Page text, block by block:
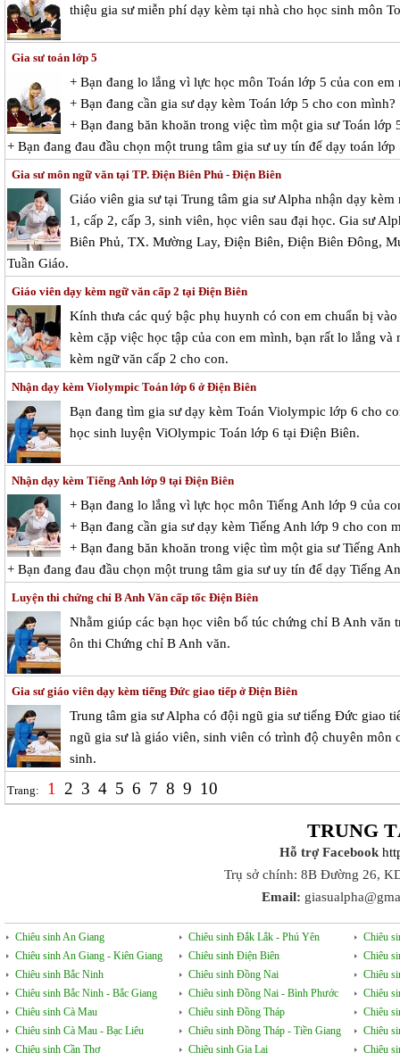
thiệu gia sư miễn phí dạy kèm tại nhà cho học sinh môn
Gia sư toán lớp 5
+ Bạn đang lo lắng vì lực học môn Toán lớp 5 của con em
+ Bạn đang cần gia sư dạy kèm Toán lớp 5 cho con mình?
+ Bạn đang băn khoăn trong việc tìm một gia sư Toán lớp
+ Bạn đang đau đầu chọn một trung tâm gia sư uy tín để dạy toán lớp
Gia sư môn ngữ văn tại TP. Điện Biên Phủ - Điện Biên
Giáo viên gia sư tại Trung tâm gia sư Alpha nhận dạy
1, cấp 2, cấp 3, sinh viên, học viên sau đại học. Gia sư
Biên Phủ, TX. Mường Lay, Điện Biên, Điện Biên Đông,
Tuần Giáo.
Giáo viên dạy kèm ngữ văn cấp 2 tại Điện Biên
Kính thưa các quý bậc phụ huynh có con em chuẩn bị
kèm cặp việc học tập của con em mình, bạn rất lo lắng
kèm ngữ văn cấp 2 cho con.
Nhận dạy kèm Violympic Toán lớp 6 ở Điện Biên
Bạn đang tìm gia sư dạy kèm Toán Violympic lớp 6 cho
học sinh luyện ViOlympic Toán lớp 6 tại Điện Biên.
Nhận dạy kèm Tiếng Anh lớp 9 tại Điện Biên
+ Bạn đang lo lắng vì lực học môn Tiếng Anh lớp 9 của
+ Bạn đang cần gia sư dạy kèm Tiếng Anh lớp 9 cho con
+ Bạn đang băn khoăn trong việc tìm một gia sư Tiếng
+ Bạn đang đau đầu chọn một trung tâm gia sư uy tín để dạy Tiếng
Luyện thi chứng chỉ B Anh Văn cấp tốc Điện Biên
Nhằm giúp các bạn học viên bổ túc chứng chỉ B Anh văn
ôn thi Chứng chỉ B Anh văn.
Gia sư giáo viên dạy kèm tiếng Đức giao tiếp ở Điện Biên
Trung tâm gia sư Alpha có đội ngũ gia sư tiếng Đức giao
ngũ gia sư là giáo viên, sinh viên có trình độ chuyên môn
sinh.
Trang: 1 2 3 4 5 6 7 8 9 10
TRUNG
Hỗ trợ Facebook
Trụ sở chính: 8B Đường 26,
Email:
Chiêu sinh An Giang
Chiêu sinh An Giang - Kiên Giang
Chiêu sinh Bắc Ninh
Chiêu sinh Bắc Ninh - Bắc Giang
Chiêu sinh Cà Mau
Chiêu sinh Cà Mau - Bạc Liêu
Chiêu sinh Cần Thơ
Chiêu sinh Đắk Lắk - Phú Yên
Chiêu sinh Điện Biên
Chiêu sinh Đồng Nai
Chiêu sinh Đồng Nai - Bình Phước
Chiêu sinh Đồng Tháp
Chiêu sinh Đồng Tháp - Tiền Giang
Chiêu sinh Gia Lai
Chiêu
Chiêu
Chiêu
Chiêu
Chiêu
Chiêu
Chiêu